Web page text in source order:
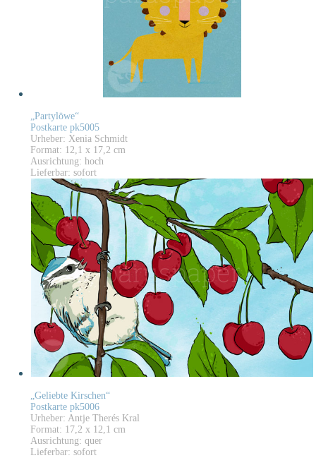
„Partylöwe“
Postkarte pk5005
Urheber: Xenia Schmidt
Format: 12,1 x 17,2 cm
Ausrichtung: hoch
Lieferbar: sofort
„Geliebte Kirschen“
Postkarte pk5006
Urheber: Antje Therés Kral
Format: 17,2 x 12,1 cm
Ausrichtung: quer
Lieferbar: sofort